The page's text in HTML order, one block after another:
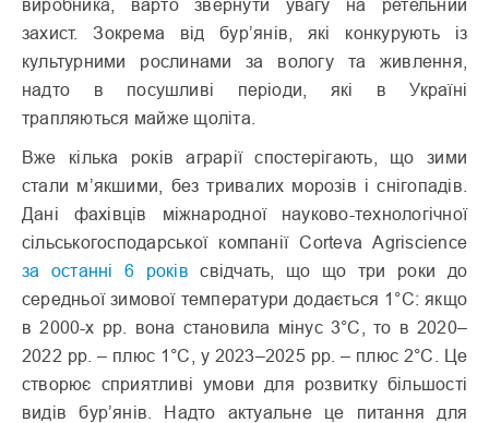
виробника, варто звернути увагу на ретельний
захист. Зокрема від бур’янів, які конкурують із
культурними рослинами за вологу та живлення,
надто в посушливі періоди, які в Україні
трапляються майже щоліта.
Вже кілька років аграрії спостерігають, що зими
стали м’якшими, без тривалих морозів і снігопадів.
Дані фахівців міжнародної науково-технологічної
сільськогосподарської компанії Corteva Agriscience
за останні 6 років свідчать, що що три роки до
середньої зимової температури додається 1°C: якщо
в 2000-х рр. вона становила мінус 3°C, то в 2020–
2022 рр. – плюс 1°C, у 2023–2025 рр. – плюс 2°C. Це
створює сприятливі умови для розвитку більшості
видів бур’янів. Надто актуальне це питання для